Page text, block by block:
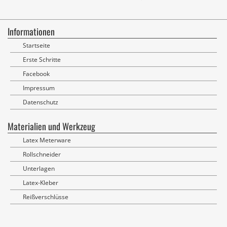
Informationen
Startseite
Erste Schritte
Facebook
Impressum
Datenschutz
Materialien und Werkzeug
Latex Meterware
Rollschneider
Unterlagen
Latex-Kleber
Reißverschlüsse